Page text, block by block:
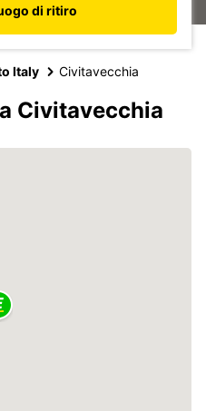
di ritiro
Italy Civitavecchia
Civitavecchia